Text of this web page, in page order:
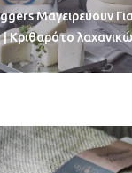
Μαγειρεύουν
Κριθαρότο